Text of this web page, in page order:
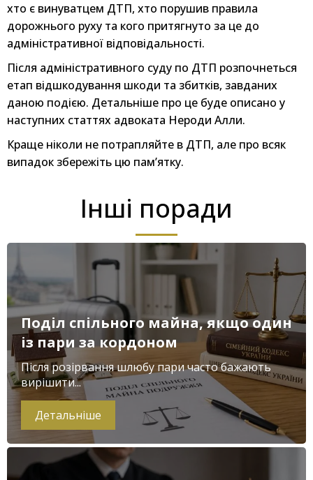
хто є винуватцем ДТП, хто порушив правила
дорожнього руху та кого притягнуто за це до
адміністративної відповідальності.
Після адміністративного суду по ДТП розпочнеться
етап відшкодування шкоди та збитків, завданих
даною подією. Детальніше про це буде описано у
наступних статтях адвоката Нероди Алли.
Краще ніколи не потрапляйте в ДТП, але про всяк
випадок збережіть цю пам’ятку.
Інші поради
Поділ спільного майна, якщо один
із пари за кордоном
Після розірвання шлюбу пари часто бажають
вирішити...
Детальніше